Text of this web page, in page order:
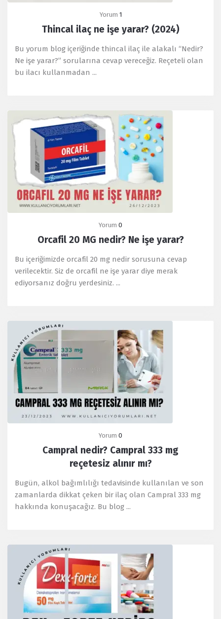
Yorum 1
Thincal ilaç ne işe yarar? (2024)
Bu yorum blog içeriğinde thincal ilaç ile alakalı “Nedir?
Ne işe yarar?” sorularına cevap vereceğiz. Reçeteli olan
bu ilacı kullanmadan ...
Yorum 0
Orcafil 20 MG nedir? Ne işe yarar?
Bu içeriğimizde orcafil 20 mg nedir sorusuna cevap
verilecektir. Siz de orcafil ne işe yarar diye merak
ediyorsanız doğru yerdesiniz. ...
Yorum 0
Campral nedir? Campral 333 mg
reçetesiz alınır mı?
Bugün, alkol bağımlılığı tedavisinde kullanılan ve son
zamanlarda dikkat çeken bir ilaç olan Campral 333 mg
hakkında konuşacağız. Bu blog ...